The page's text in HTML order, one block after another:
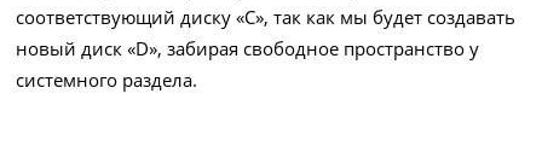
соответствующий диску «C», так как мы будет создавать
новый диск «D», забирая свободное пространство у
системного раздела.